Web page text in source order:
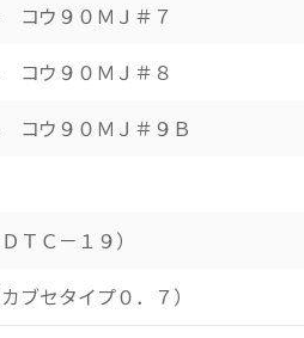
コウ９０ＭＪ＃７
コウ９０ＭＪ＃８
コウ９０ＭＪ＃９Ｂ
ＴＣ－１９）
ブセタイプ０．７）